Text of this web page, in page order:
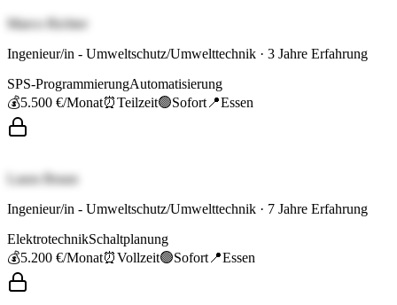
Marco Richter
Ingenieur/in - Umweltschutz/Umwelttechnik · 3 Jahre Erfahrung
SPS-ProgrammierungAutomatisierung
💰5.500 €/Monat⏰Teilzeit🟢Sofort 📍Essen
Laura Braun
Ingenieur/in - Umweltschutz/Umwelttechnik · 7 Jahre Erfahrung
ElektrotechnikSchaltplanung
💰5.200 €/Monat⏰Vollzeit🟢Sofort 📍Essen